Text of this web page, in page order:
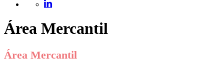
Área Mercantil
Área Mercantil